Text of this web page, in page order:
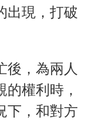
出現，打破
後，為兩人
權利時，
下，和對方